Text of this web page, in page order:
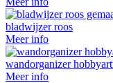
bladwijzer roos
Meer info
wandorganizer
Meer info